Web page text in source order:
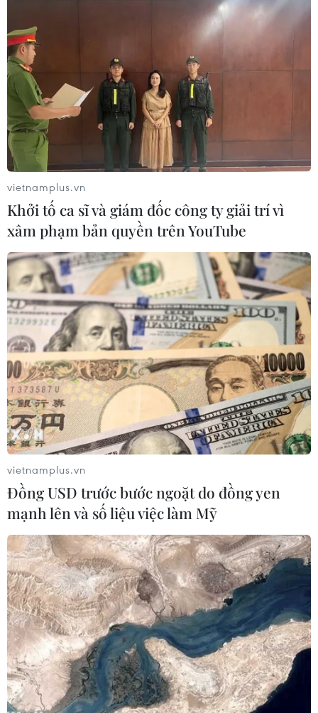
Myanmar chặn đứng âm mưu đánh bom
tòa nhà chính quyền ở bang Rakhine
28/04/2019 04:19
An ninh Myanmar đã chặn đứng âm mưu đánh bom
của nhóm phiến quân sắc tộc Quân đội Arakan (AA),
nhằm vào văn phòng chính quyền tại bang Rakhine
bằng thiết bị nổ tự chế.
Myanmar: 13 người thiệt mạng và một
người mất tích do lật tàu
25/07/2019 10:58
Bộ Nội vụ Myanmar cho biết 13 người đã thiệt mạng và
một người mất tích khi một tàu chở 25 người hành
hương bị lật tại vùng Mandalay của nước này ngày
24/7.
vietnamplus.vn
Khởi tố ca sĩ và giám đốc công ty giải trí vì
xâm phạm bản quyền trên YouTube
vietnamplus.vn
Đồng USD trước bước ngoặt do đồng yen
mạnh lên và số liệu việc làm Mỹ